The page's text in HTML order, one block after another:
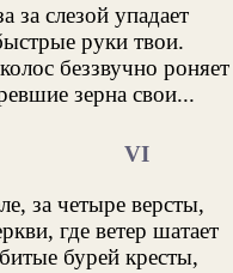
за слезой упадает
руки твои.
беззвучно роняет
зерна свои...
VI
за четыре версты,
где ветер шатает
бурей кресты,